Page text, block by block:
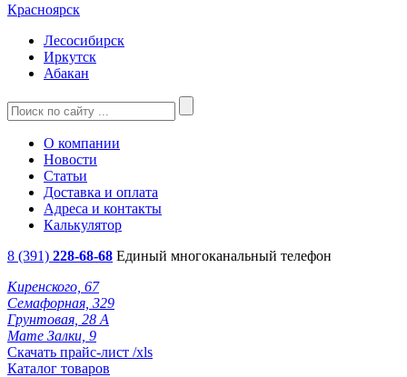
Красноярск
Лесосибирск
Иркутск
Абакан
О компании
Новости
Статьи
Доставка и оплата
Адреса и контакты
Калькулятор
8 (391) 228-68-68 Единый многоканальный телефон
Киренского, 67
Семафорная, 329
Грунтовая, 28 А
Мате Залки, 9
Скачать прайс-лист /xls
Каталог товаров